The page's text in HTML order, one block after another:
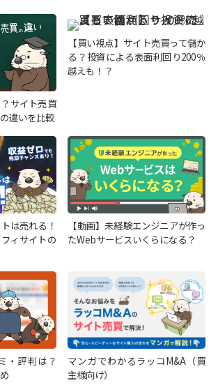
サイト売買
違いを比較
【買い視点】サイト売買って儲か
る？投資による表面利回り200％
越えも！？
は売れる！
ィサイトの
【動画】未経験エンジニアが作っ
たWebサービスいくらになる？
・評判は？
マンガでわかるラッコM&A（買
主様向け）